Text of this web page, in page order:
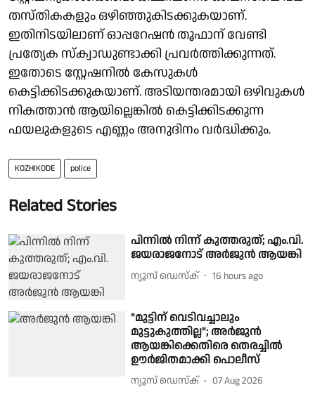
തസ്തികകളും ഒഴിഞ്ഞുകിടക്കുകയാണ്.
ഇതിനിടയിലാണ് ഓപ്പറേഷൻ തൂഫാന് വേണ്ടി
പ്രത്യേക സ്‌ക്വാഡുണ്ടാക്കി പ്രവർത്തിക്കുന്നത്.
ഇതോടെ സ്റ്റേഷനിൽ കേസുകൾ
കെട്ടിക്കിടക്കുകയാണ്. അടിയന്തരമായി ഒഴിവുകൾ
നികത്താൻ ആയില്ലെങ്കിൽ കെട്ടിക്കിടക്കുന്ന
ഫയലുകളുടെ എണ്ണം അനുദിനം വർദ്ധിക്കും.
KOZHIKODE police
Related Stories
പിന്നിൽ നിന്ന് കുത്തരുത്; എം.വി.
ജയരാജനോട് അർജുൻ ആയങ്കി
ന്യൂസ് ഡെസ്ക് 16 hours ago
"മുട്ടിന് വെടിവച്ചാലും
മുട്ടുകുത്തില്ല"; അർജുൻ
ആയങ്കിക്കെതിരെ തെരച്ചിൽ
ഊർജിതമാക്കി പൊലീസ്
ന്യൂസ് ഡെസ്ക് 07 Aug 2026